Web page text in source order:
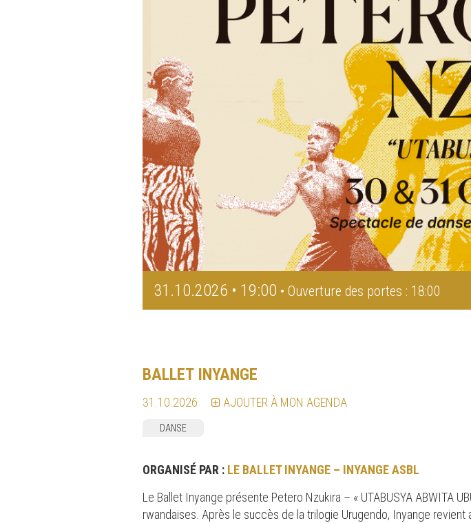
31.10.2026 • 19:00 • Ouverture des portes : 18:00
BALLET INYANGE
31.10.2026 AJOUTER À MON AGENDA
DANSE
ORGANISÉ PAR : LE BALLET INYANGE – INYANGE ASBL
Le Ballet Inyange présente Petero Nzukira – « UTABUSYA ABWITA
rwandaises. Après le succès de la trilogie Urugendo, Inyange